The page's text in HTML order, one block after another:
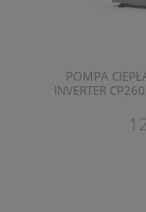
POMPA
INVERTER